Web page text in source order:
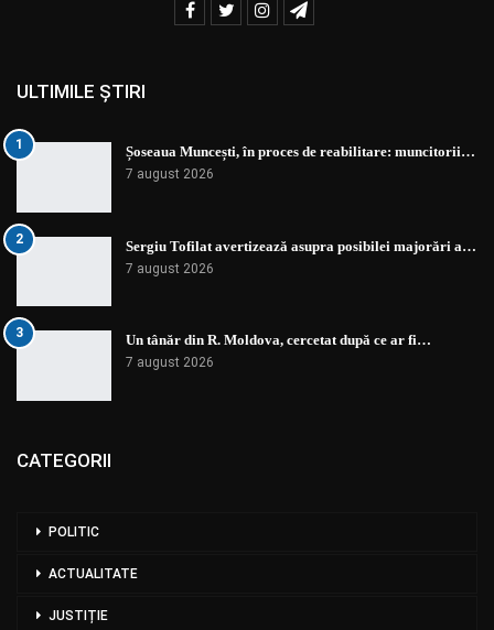
ULTIMILE ȘTIRI
1 Șoseaua Muncești, în proces de reabilitare: muncitorii…
7 august 2026
2 Sergiu Tofilat avertizează asupra posibilei majorări a…
7 august 2026
3 Un tânăr din R. Moldova, cercetat după ce ar fi…
7 august 2026
CATEGORII
POLITIC
ACTUALITATE
JUSTIȚIE